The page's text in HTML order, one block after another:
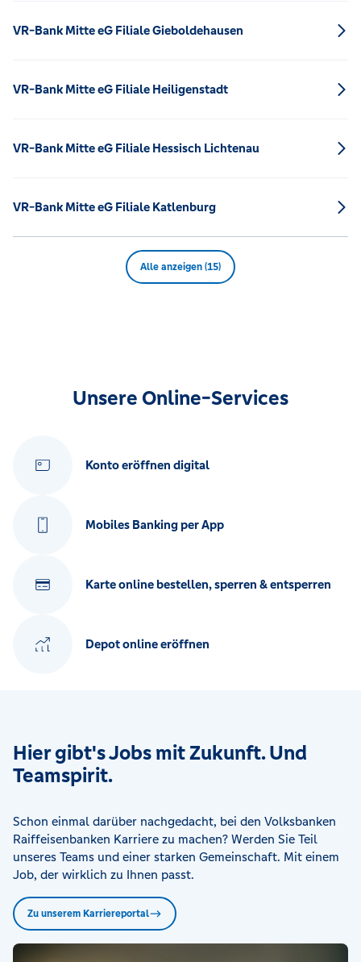
VR-Bank Mitte eG Filiale Gieboldehausen
VR-Bank Mitte eG Filiale Heiligenstadt
VR-Bank Mitte eG Filiale Hessisch Lichtenau
VR-Bank Mitte eG Filiale Katlenburg
Alle anzeigen (15)
Unsere Online-Services
Konto eröffnen digital
Mobiles Banking per App
Karte online bestellen, sperren & entsperren
Depot online eröffnen
Hier gibt's Jobs mit Zukunft. Und
Teamspirit.
Schon einmal darüber nachgedacht, bei den Volksbanken
Raiffeisenbanken Karriere zu machen? Werden Sie Teil
unseres Teams und einer starken Gemeinschaft. Mit einem
Job, der wirklich zu Ihnen passt.
Zu unserem Karriereportal